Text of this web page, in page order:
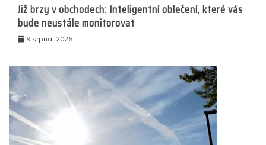
Již brzy v obchodech: Inteligentní oblečení, které vás
bude neustále monitorovat
9 srpna, 2026